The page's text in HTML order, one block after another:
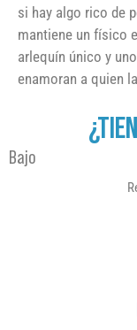
si hay algo rico de
mantiene un físico
arlequín único y
enamoran a quien
Bajo